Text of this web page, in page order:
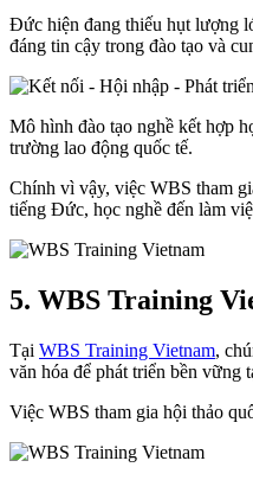
Đức hiện đang thiếu hụt lượng
đáng tin cậy trong đào tạo và
Mô hình đào tạo nghề kết hợp
trường lao động quốc tế.
Chính vì vậy, việc WBS tham
tiếng Đức, học nghề đến làm
5. WBS Training
Tại WBS Training Vietnam,
văn hóa để phát triển bền vững
Việc WBS tham gia hội thảo